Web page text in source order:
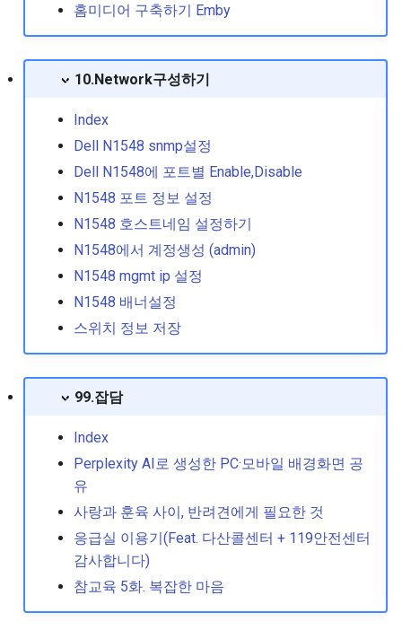
홈미디어 구축하기 Emby
10.Network구성하기
Index
Dell N1548 snmp설정
Dell N1548에 포트별 Enable,Disable
N1548 포트 정보 설정
N1548 호스트네임 설정하기
N1548에서 계정생성 (admin)
N1548 mgmt ip 설정
N1548 배너설정
스위치 정보 저장
99.잡담
Index
Perplexity AI로 생성한 PC·모바일 배경화면 공
유
사랑과 훈육 사이, 반려견에게 필요한 것
응급실 이용기(Feat. 다산콜센터 + 119안전센터
감사합니다)
참교육 5화. 복잡한 마음